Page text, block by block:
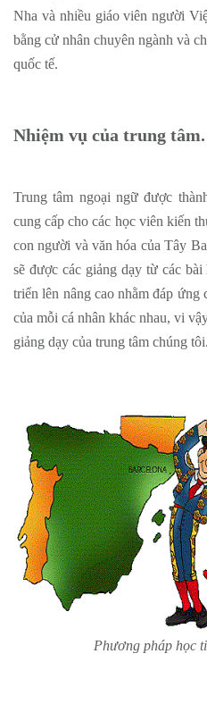
Nha và nhiều giáo viên người
bằng cử nhân chuyên ngành và
quốc tế.
Nhiệm vụ của trung tâm.
Trung tâm ngoại ngữ được
cung cấp cho các học viên kiến
con người và văn hóa của Tây
sẽ được các giảng dạy từ các
triển lên nâng cao nhằm đáp
của mỗi cá nhân khác nhau, vi
giảng dạy của trung tâm chúng tôi.
Phương pháp học